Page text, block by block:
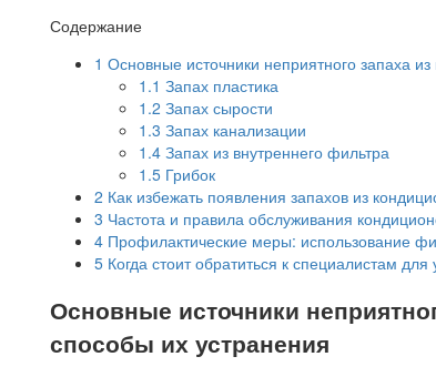
Содержание
1 Основные источники неприятного запаха
1.1 Запах пластика
1.2 Запах сырости
1.3 Запах канализации
1.4 Запах из внутреннего фильтра
1.5 Грибок
2 Как избежать появления запахов из
3 Частота и правила обслуживания
4 Профилактические меры: использование
5 Когда стоит обратиться к специалистам
Основные источники
способы их устранения